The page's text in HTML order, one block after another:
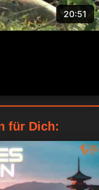
20:51
für Dich: